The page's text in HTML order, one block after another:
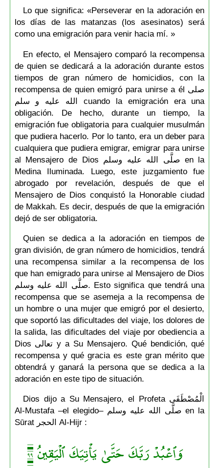
Lo que significa: «Perseverar en la adoración en
los días de las matanzas (los asesinatos) será
como una emigración para venir hacia mí. »
En efecto, el Mensajero comparó la recompensa
de quien se dedicará a la adoración durante estos
tiempos de gran número de homicidios, con la
recompensa de quien emigró para unirse a él صلى
الله عليه و سلم cuando la emigración era una
obligación. De hecho, durante un tiempo, la
emigración fue obligatoria para cualquier musulmán
que pudiera hacerlo. Por lo tanto, era un deber para
cualquiera que pudiera emigrar, emigrar para unirse
al Mensajero de Dios صلَّى الله عليه وسلم en la
Medina Iluminada. Luego, este juzgamiento fue
abrogado por revelación, después de que el
Mensajero de Dios conquistó la Honorable ciudad
de Makkah. Es decir, después de que la emigración
dejó de ser obligatoria.
Quien se dedica a la adoración en tiempos de
gran división, de gran número de homicidios, tendrá
una recompensa similar a la recompensa de los
que han emigrado para unirse al Mensajero de Dios
صلَّى الله عليه وسلم. Esto significa que tendrá una
recompensa que se asemeja a la recompensa de
un hombre o una mujer que emigró por el desierto,
que soportó las dificultades del viaje, los dolores de
la salida, las dificultades del viaje por obediencia a
Dios تعالى y a Su Mensajero. Qué bendición, qué
recompensa y qué gracia es este gran mérito que
obtendrá y ganará la persona que se dedica a la
adoración en este tipo de situación.
Dios dijo a Su Mensajero, el Profeta الْمُصْطَفَى
Al-Mustafa –el elegido– صلَّى الله عليه وسلم en la
Sūrat الحجر Al-Hijr :
وَٱعۡبُدۡ رَبَّكَ حَتَّىٰ يَأۡتِيَكَ ٱلۡيَقِينُ ٩٩